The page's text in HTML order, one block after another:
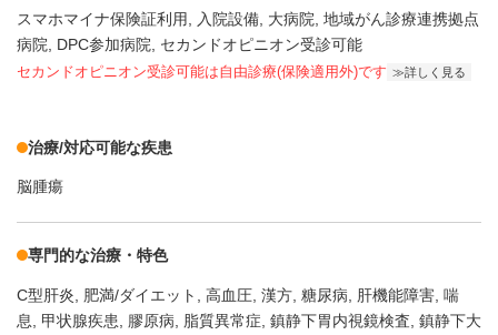
スマホマイナ保険証利用 入院設備 大病院 地域がん診療連携拠点
病院
DPC参加病院 セカンドオピニオン受診可能
セカンドオピニオン受診可能は自由診療(保険適用外)です 詳しく見る
治療/対応可能な疾患
脳腫瘍
専門的な治療・特色
C型肝炎 肥満/ダイエット 高血圧 漢方 糖尿病 肝機能障害 喘
息
甲状腺疾患 膠原病 脂質異常症 鎮静下胃内視鏡検査 鎮静下大